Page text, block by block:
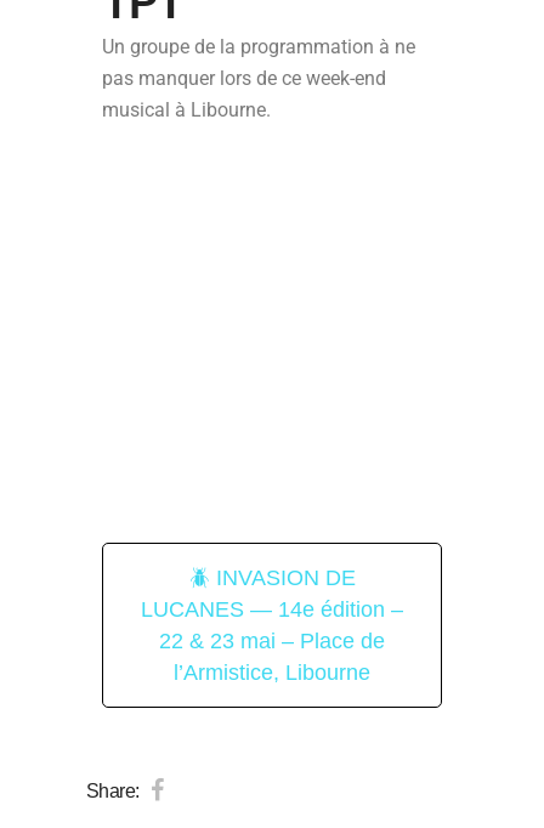
Un groupe de la programmation à ne
pas manquer lors de ce week-end
musical à Libourne.
🪲 INVASION DE
LUCANES — 14e édition –
22 & 23 mai – Place de
l’Armistice, Libourne
Share: